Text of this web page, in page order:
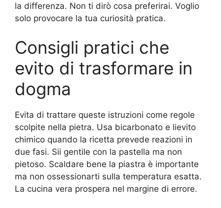
la differenza. Non ti dirò cosa preferirai. Voglio
solo provocare la tua curiosità pratica.
Consigli pratici che
evito di trasformare in
dogma
Evita di trattare queste istruzioni come regole
scolpite nella pietra. Usa bicarbonato e lievito
chimico quando la ricetta prevede reazioni in
due fasi. Sii gentile con la pastella ma non
pietoso. Scaldare bene la piastra è importante
ma non ossessionarti sulla temperatura esatta.
La cucina vera prospera nel margine di errore.